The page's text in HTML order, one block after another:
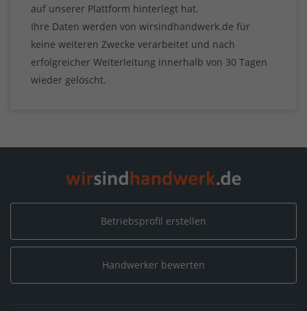
auf unserer Plattform hinterlegt hat.
Ihre Daten werden von wirsindhandwerk.de für
keine weiteren Zwecke verarbeitet und nach
erfolgreicher Weiterleitung innerhalb von 30 Tagen
wieder gelöscht.
Betriebsprofil erstellen
Handwerker bewerten